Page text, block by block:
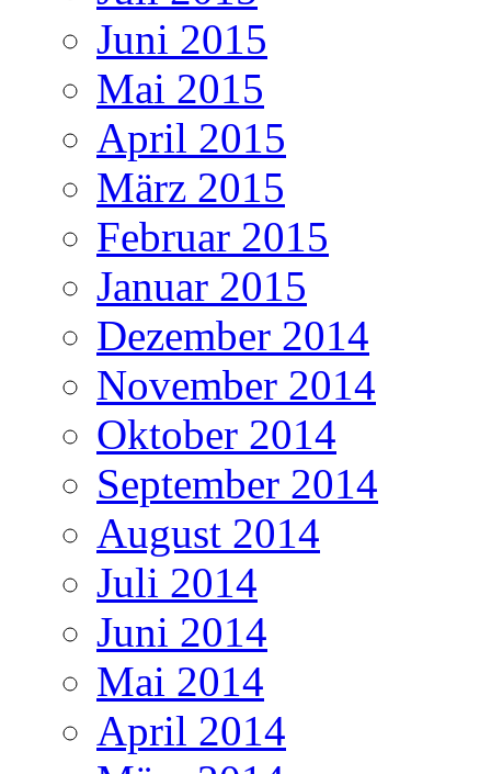
Juni 2015
Mai 2015
April 2015
März 2015
Februar 2015
Januar 2015
Dezember 2014
November 2014
Oktober 2014
September 2014
August 2014
Juli 2014
Juni 2014
Mai 2014
April 2014